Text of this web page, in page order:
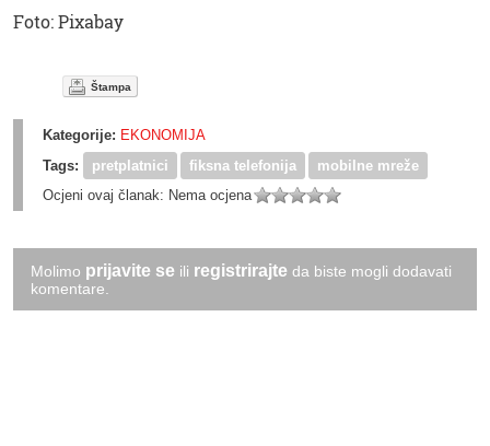
Foto: Pixabay
Štampa
Kategorije: EKONOMIJA
Tags:
pretplatnici fiksna telefonija
mobilne mreže
Ocjeni ovaj članak: Nema ocjena
Molimo prijavite se ili registrirajte da biste mogli dodavati
komentare.